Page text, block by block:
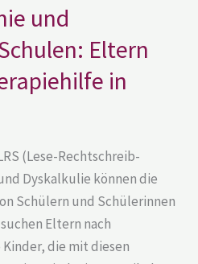
und
Eltern
in
(Lese-Rechtschreib-
Dyskalkulie können die
Schülern und Schülerinnen
Eltern nach
die mit diesen